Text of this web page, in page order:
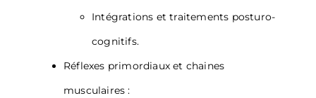
Intégrations et traitements posturo-
cognitifs.
Réflexes primordiaux et chaines
musculaires :